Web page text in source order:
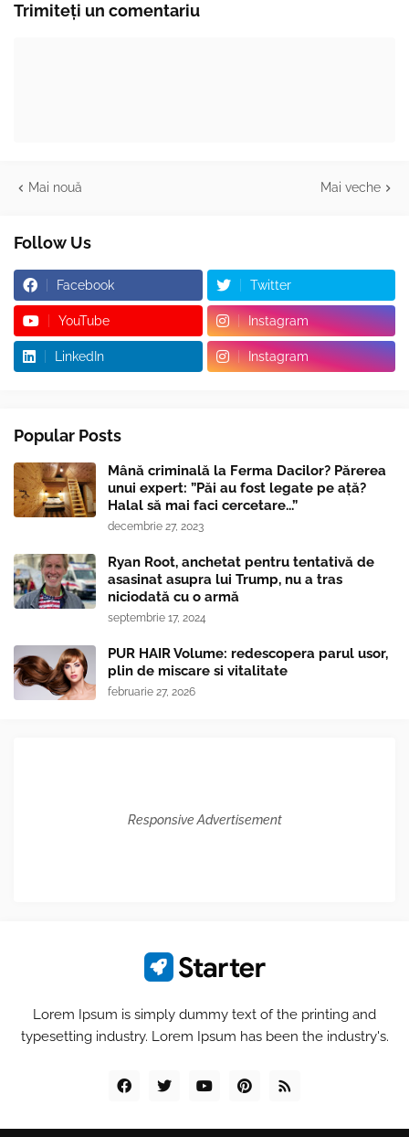
Trimiteți un comentariu
Mai nouă Mai veche
Follow Us
Facebook Twitter
YouTube Instagram
LinkedIn Instagram
Popular Posts
Mână criminală la Ferma Dacilor? Părerea
unui expert: ”Păi au fost legate pe ață?
Halal să mai faci cercetare...”
decembrie 27, 2023
Ryan Root, anchetat pentru tentativă de
asasinat asupra lui Trump, nu a tras
niciodată cu o armă
septembrie 17, 2024
PUR HAIR Volume: redescopera parul usor,
plin de miscare si vitalitate
februarie 27, 2026
Responsive Advertisement
Lorem Ipsum is simply dummy text of the printing and
typesetting industry. Lorem Ipsum has been the industry's.